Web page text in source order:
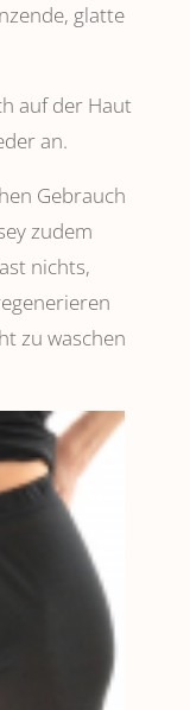
glatte
auf der Haut
an.
Gebrauch
zudem
nichts,
zu waschen